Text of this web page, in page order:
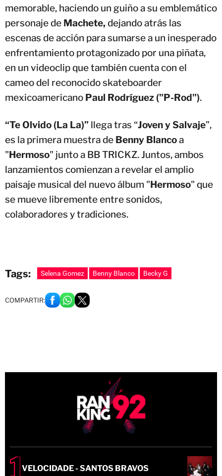
memorable, haciendo un guiño a su emblemático
personaje de Machete, dejando atrás las
escenas de acción para sumarse a un inesperado
enfrentamiento protagonizado por una piñata,
en un videoclip que también cuenta con el
cameo del reconocido skateboarder
mexicoamericano Paul Rodríguez ("P-Rod").
“Te Olvido (La La)” llega tras “Joven y Salvaje”,
es la primera muestra de Benny Blancoa
"Hermoso" junto a BB TRICKZ. Juntos, ambos
lanzamientos comienzan a revelar el amplio
paisaje musical del nuevo álbum "Hermoso" que
se mueve libremente entre sonidos,
colaboradores y tradiciones.
Tags: Selena Gomez Benny Blanco Becky G
COMPARTIR:
VELOCIDADE - SANTOS BRAVOS